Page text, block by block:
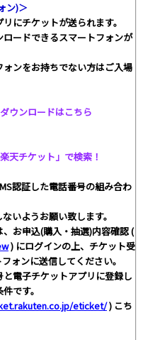
ン)＞
にチケットが送られます。
ードできるスマートフォンが
ンをお持ちでない方はご入場
ウンロードはこちら
天チケット」で検索！
認証した電話番号の組み合わ
いようお願い致します。
お申込(購入・抽選)内容確認 (
) にログインの上、チケット受
ォンに送信してください。
電子チケットアプリに登録し
です。
eticket/) こち